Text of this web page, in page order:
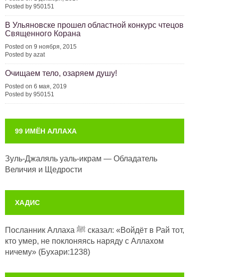
Posted by 950151
В Ульяновске прошел областной конкурс чтецов
Священного Корана
Posted on 9 ноября, 2015
Posted by azat
Очищаем тело, озаряем душу!
Posted on 6 мая, 2019
Posted by 950151
99 ИМЁН АЛЛАХА
Зуль-Джаляль уаль-икрам — Обладатель
Величия и Щедрости
ХАДИС
Посланник Аллаха ﷺ сказал: «Войдёт в Рай тот,
кто умер, не поклоняясь наряду с Аллахом
ничему» (Бухари:1238)